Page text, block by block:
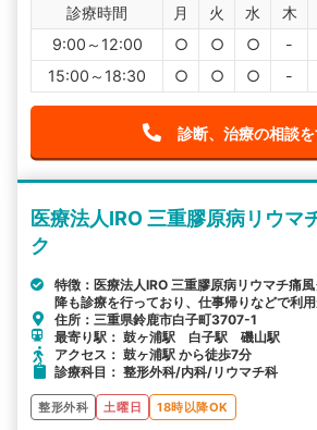
診療時間 月 火 水 木
9:00～12:00
○ ○ ○ -
15:00～18:30
○ ○ ○ -
診断、治療の相談
医療法人IRO 三重膠原病リウマ
ク
特徴：医療法人IRO 三重膠原病リウマチ痛
降も診療を行っており、仕事帰りなどで利用
住所：三重県鈴鹿市白子町3707-1
最寄り駅： 鼓ヶ浦駅 白子駅 磯山駅
アクセス： 鼓ヶ浦駅 から徒歩7分
診療科目： 整形外科/内科/リウマチ科
整形外科 土曜日 18時以降OK